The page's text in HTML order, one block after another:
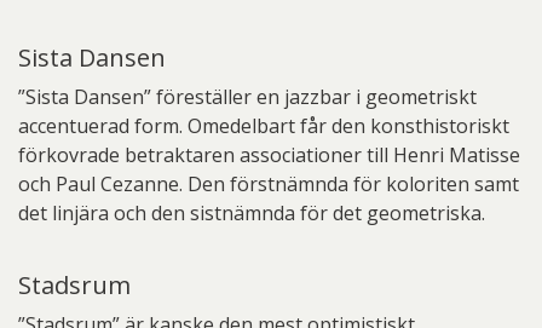
Sista Dansen
”Sista Dansen” föreställer en jazzbar i geometriskt
accentuerad form. Omedelbart får den konsthistoriskt
förkovrade betraktaren associationer till Henri Matisse
och Paul Cezanne. Den förstnämnda för koloriten samt
det linjära och den sistnämnda för det geometriska.
Stadsrum